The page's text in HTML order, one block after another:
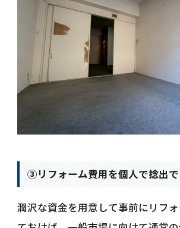
③リフォーム費用を個人で捻出
潤沢な資金を用意して事前にリフ